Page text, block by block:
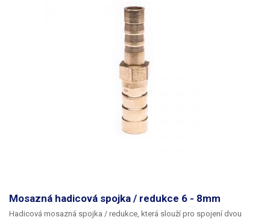
Mosazná hadicová spojka / redukce 6 - 8mm
Hadicová mosazná spojka / redukce, která slouží pro spojení dvou